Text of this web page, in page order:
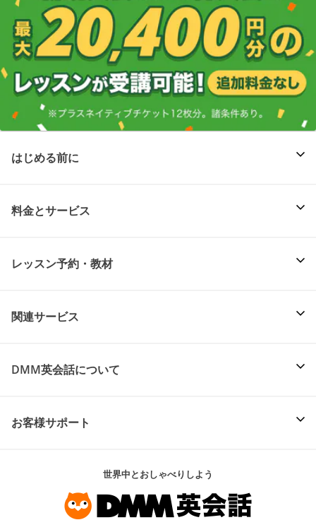
はじめる前に
料金とサービス
レッスン予約・教材
関連サービス
DMM英会話について
お客様サポート
世界中とおしゃべりしよう